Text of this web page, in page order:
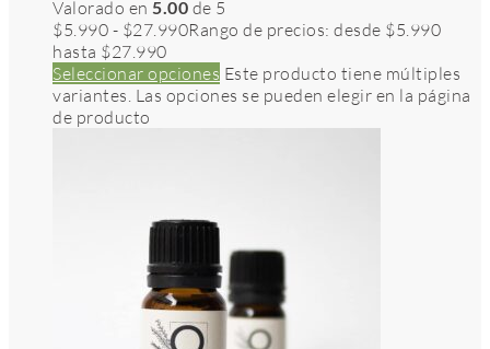
Valorado en 5.00 de 5
$5.990 - $27.990Rango de precios: desde $5.990
hasta $27.990
Seleccionar opciones Este producto tiene múltiples
variantes. Las opciones se pueden elegir en la página
de producto